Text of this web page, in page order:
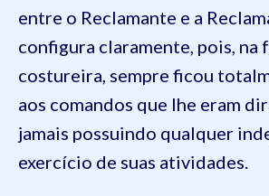
entre o Reclamante e a
configura claramente, pois, na
costureira, sempre ficou
aos comandos que lhe eram
jamais possuindo qualquer
exercício de suas atividades.